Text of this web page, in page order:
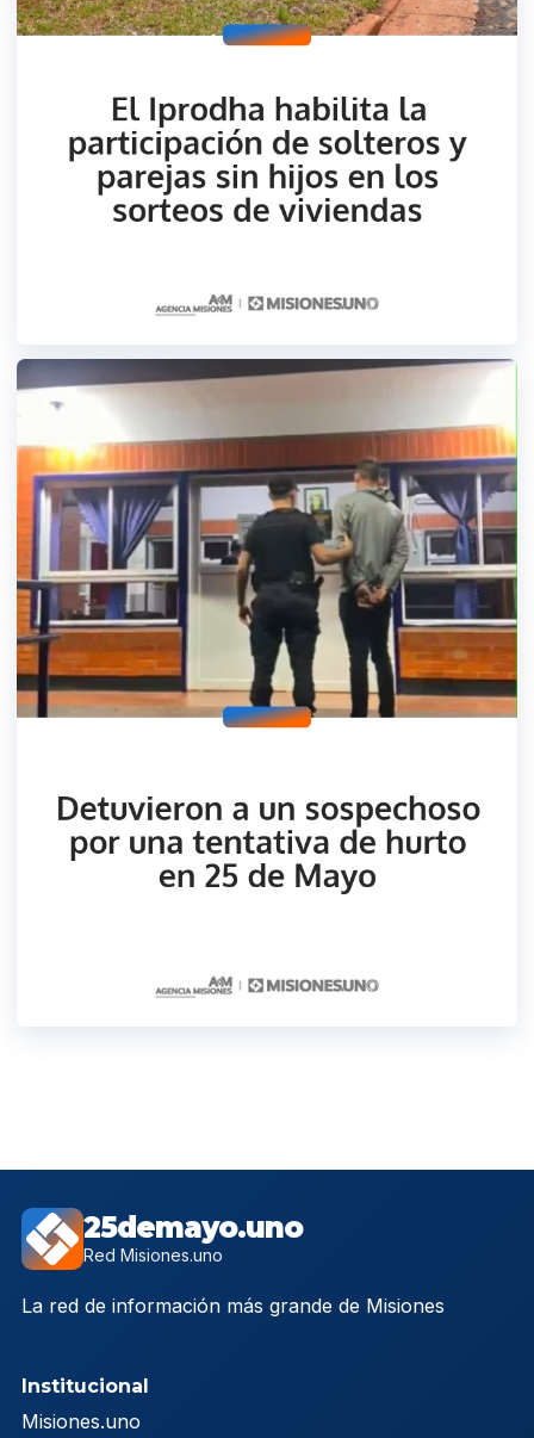
25demayo.uno
Red Misiones.uno
La red de información más grande de Misiones
Institucional
Misiones.uno